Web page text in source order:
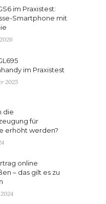
im Praxistest:
Smartphone mit
im Praxistest
2025
die
für
erhöht werden?
online
– das gilt es zu